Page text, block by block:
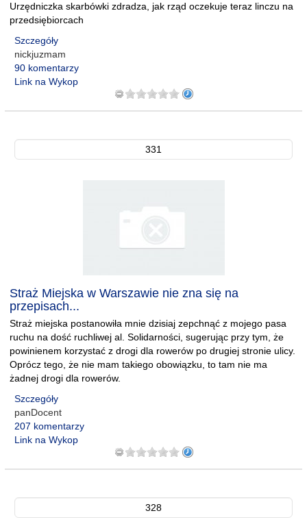
Urzędniczka skarbówki zdradza, jak rząd oczekuje teraz linczu na
przedsiębiorcach
Szczegóły
nickjuzmam
90 komentarzy
Link na Wykop
331
Straż Miejska w Warszawie nie zna się na
przepisach...
Straż miejska postanowiła mnie dzisiaj zepchnąć z mojego pasa
ruchu na dość ruchliwej al. Solidarności, sugerując przy tym, że
powinienem korzystać z drogi dla rowerów po drugiej stronie ulicy.
Oprócz tego, że nie mam takiego obowiązku, to tam nie ma
żadnej drogi dla rowerów.
Szczegóły
panDocent
207 komentarzy
Link na Wykop
328